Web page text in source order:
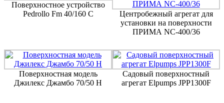
Поверхностное устройство
Pedrollo Fm 40/160 C
Центробежный агрегат для
установки на поверхности
ПРИМА NC-400/36
Поверхностная модель
Джилекс Джамбо 70/50 Н
Садовый поверхностный
агрегат Elpumps JPP1300F